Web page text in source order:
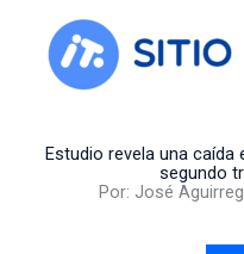
content
Estudio revela una caída
segundo
Por: José